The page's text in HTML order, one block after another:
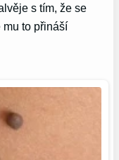
s tím, že se
mu to přináší